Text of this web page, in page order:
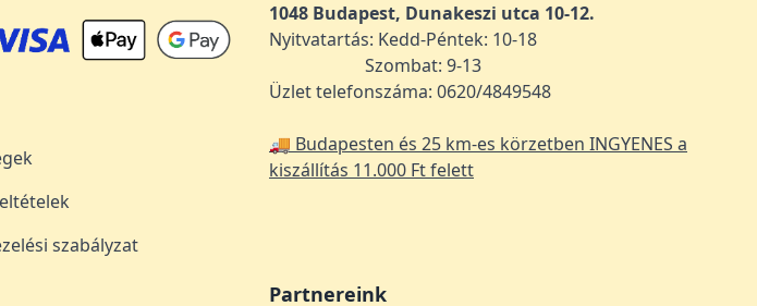
szabályzat
1048 Budapest, Dunakeszi utca 10-12.
Nyitvatartás: Kedd-Péntek: 10-18
Szombat: 9-13
Üzlet telefonszáma: 0620/4849548
🚚 Budapesten és 25 km-es körzetben INGYENES a
kiszállítás 11.000 Ft felett
Partnereink